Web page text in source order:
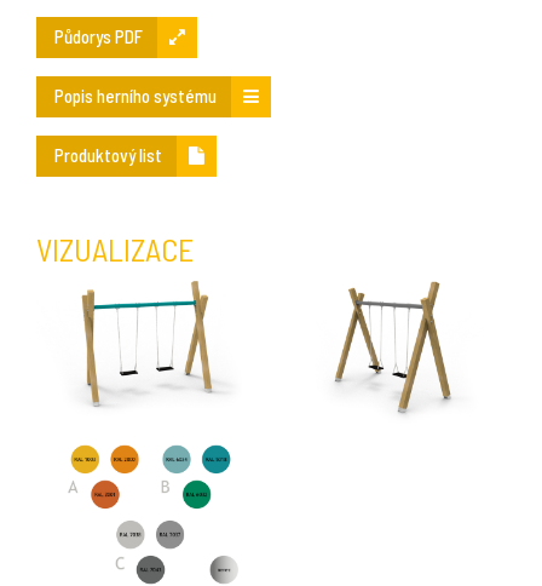
Půdorys PDF
Popis herního systému
Produktový list
VIZUALIZACE